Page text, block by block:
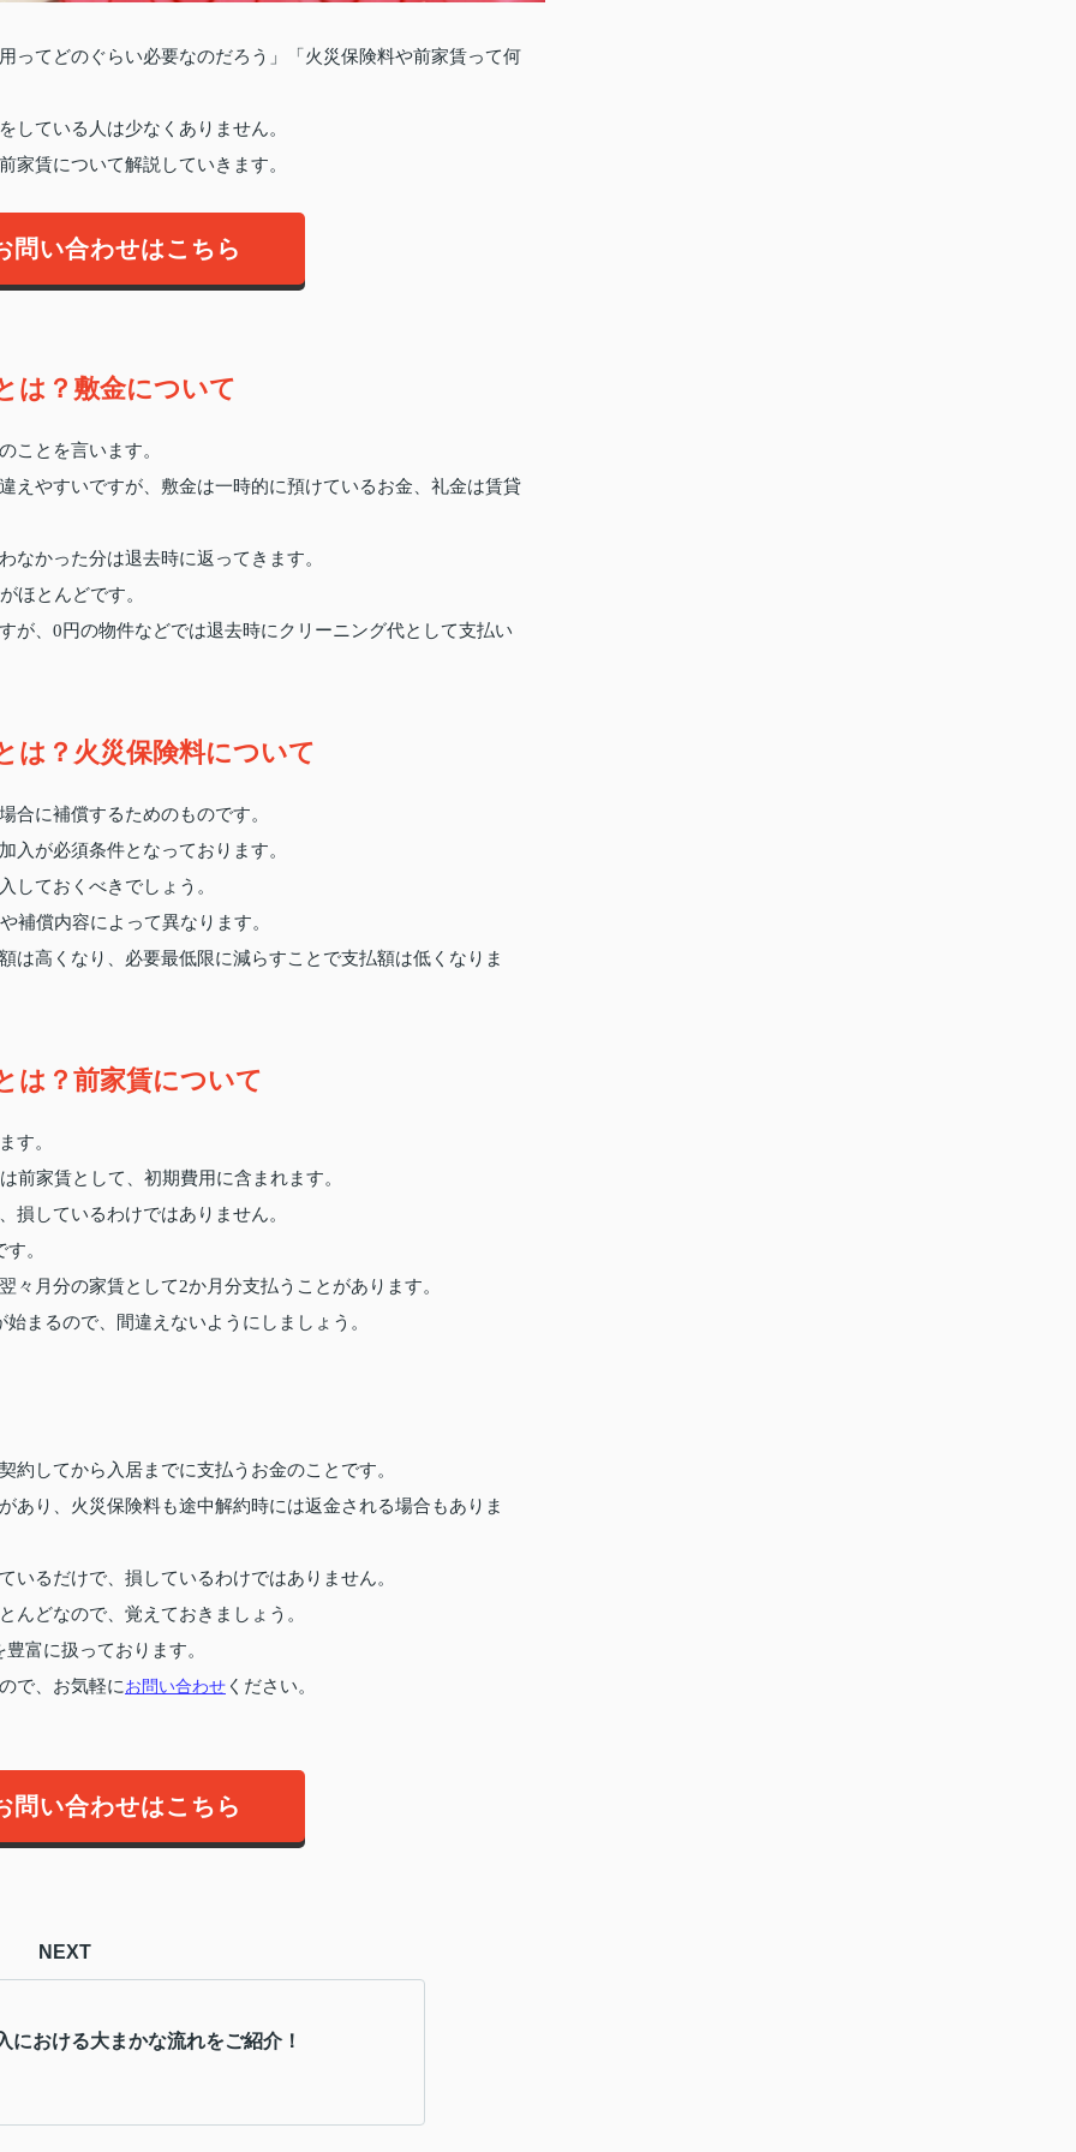
ってどのぐらい必要なのだろう」「火災保険料や前家賃って何
している人は少なくありません。
家賃について解説していきます。
問い合わせはこちら
は？敷金について
ことを言います。
えやすいですが、敷金は一時的に預けているお金、礼金は賃貸
なかった分は退去時に返ってきます。
ほとんどです。
が、0円の物件などでは退去時にクリーニング代として支払い
は？火災保険料について
合に補償するためのものです。
入が必須条件となっております。
しておくべきでしょう。
補償内容によって異なります。
は高くなり、必要最低限に減らすことで支払額は低くなりま
は？前家賃について
す。
前家賃として、初期費用に含まれます。
損しているわけではありません。
。
月分の家賃として2か月分支払うことがあります。
まるので、間違えないようにしましょう。
してから入居までに支払うお金のことです。
あり、火災保険料も途中解約時には返金される場合もありま
るだけで、損しているわけではありません。
んどなので、覚えておきましょう。
富に扱っております。
で、お気軽にお問い合わせ ください。
問い合わせはこちら
NEXT
における大まかな流れをご紹介！